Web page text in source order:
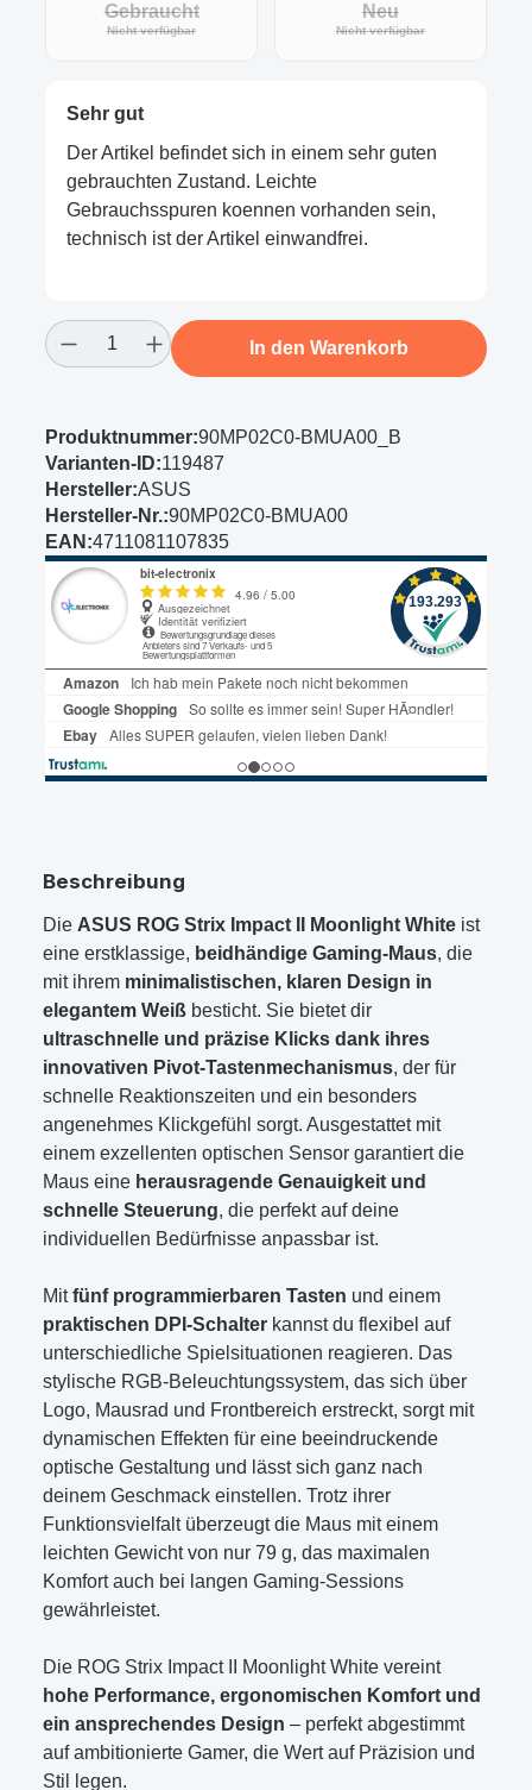
Gebraucht
Nicht verfügbar(Diese Option ist zurzeit nicht verfügbar.)
Neu
Nicht verfügbar(Diese Option ist
Sehr gut
Der Artikel befindet sich in einem sehr guten
gebrauchten Zustand. Leichte
Gebrauchsspuren koennen vorhanden sein,
technisch ist der Artikel einwandfrei.
Produkt Anzahl: Gib den gewünschten
In den Warenkorb
Produktnummer:90MP02C0-BMUA00_B
Varianten-ID:119487
Hersteller:ASUS
Hersteller-Nr.:90MP02C0-BMUA00
EAN:4711081107835
Beschreibung
Die ASUS ROG Strix Impact II Moonlight White ist
eine erstklassige, beidhändige Gaming-Maus, die
mit ihrem minimalistischen, klaren Design in
elegantem Weiß besticht. Sie bietet dir
ultraschnelle und präzise Klicks dank ihres
innovativen Pivot-Tastenmechanismus, der für
schnelle Reaktionszeiten und ein besonders
angenehmes Klickgefühl sorgt. Ausgestattet mit
einem exzellenten optischen Sensor garantiert die
Maus eine herausragende Genauigkeit und
schnelle Steuerung, die perfekt auf deine
individuellen Bedürfnisse anpassbar ist.
Mitfünf programmierbaren Tasten und einem
praktischen DPI-Schalter kannst du flexibel auf
unterschiedliche Spielsituationen reagieren. Das
stylische RGB-Beleuchtungssystem, das sich über
Logo, Mausrad und Frontbereich erstreckt, sorgt mit
dynamischen Effekten für eine beeindruckende
optische Gestaltung und lässt sich ganz nach
deinem Geschmack einstellen. Trotz ihrer
Funktionsvielfalt überzeugt die Maus mit einem
leichten Gewicht von nur 79 g, das maximalen
Komfort auch bei langen Gaming-Sessions
gewährleistet.
Die ROG Strix Impact II Moonlight White vereint
hohe Performance, ergonomischen Komfort und
ein ansprechendes Design – perfekt abgestimmt
auf ambitionierte Gamer, die Wert auf Präzision und
Stil legen.